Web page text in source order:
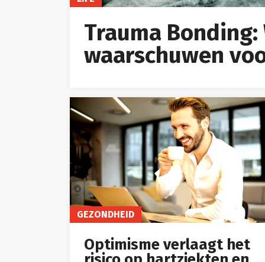
Trauma
waarschuwen
GEZONDHEID
Optimisme verlaagt het